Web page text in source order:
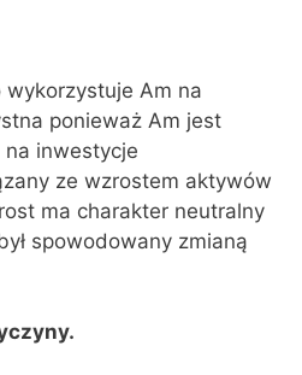
Am na
ponieważ Am jest
inwestycje
ze wzrostem aktywów
ma charakter neutralny
spowodowany zmianą